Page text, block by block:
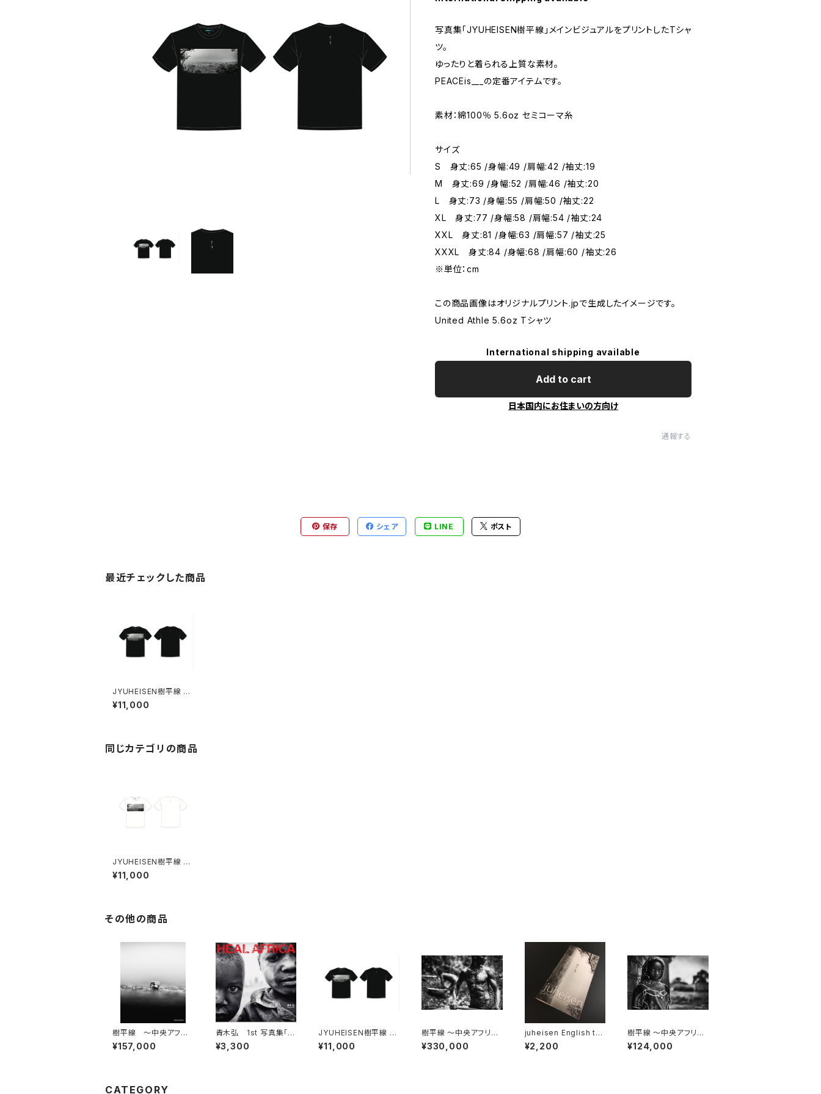
写真集「JYUHEISEN樹平線」メインビジュアルをプリントしたTシャ
ツ。
ゆったりと着られる上質な素材。
PEACEis___の定番アイテムです。
素材：綿100％ 5.6oz セミコーマ糸
サイズ
S 身丈:65 /身幅:49 /肩幅:42 /袖丈:19
M 身丈:69 /身幅:52 /肩幅:46 /袖丈:20
L 身丈:73 /身幅:55 /肩幅:50 /袖丈:22
XL 身丈:77 /身幅:58 /肩幅:54 /袖丈:24
XXL 身丈:81 /身幅:63 /肩幅:57 /袖丈:25
XXXL 身丈:84 /身幅:68 /肩幅:60 /袖丈:26
※単位：cm
この商品画像はオリジナルプリント.jpで生成したイメージです。
United Athle 5.6oz Tシャツ
International shipping available
Add to cart
日本国内にお住まいの方向け
通報する
保存 シェア LINE ポスト
最近チェックした商品
JYUHEISEN樹平線 T
シャツ
¥11,000
同じカテゴリの商品
JYUHEISEN樹平線 T
シャツ
¥11,000
その他の商品
樹平線 〜中央アフリ
カの宇宙（コスモ
ス）〜 「Irremplaçab
¥157,000
青木弘 1st 写真集「H
EAL AFRICA」
¥3,300
JYUHEISEN樹平線 T
シャツ
¥11,000
樹平線 〜中央アフリカ
の宇宙（コスモス）〜 「C
orps de diamants」
¥330,000
juheisen English te
xt edition
¥2,200
樹平線 〜中央アフリカ
の宇宙（コスモス）〜 「D
ignité」
¥124,000
CATEGORY